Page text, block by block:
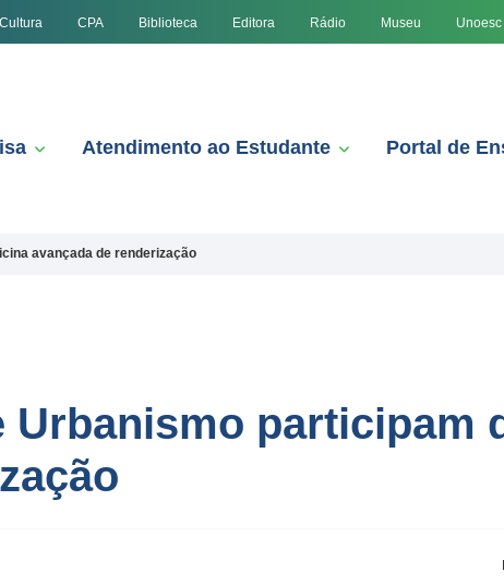
Cultura CPA Biblioteca Editora Rádio Museu Unoesc
Atendimento ao Estudante Portal de
avançada de renderização
participam